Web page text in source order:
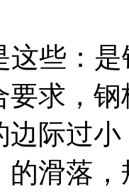
些：是
要求，
边际过
的滑落